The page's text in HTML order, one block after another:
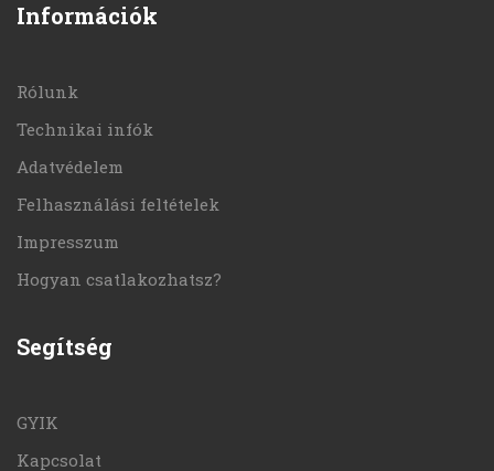
Információk
Rólunk
Technikai infók
Adatvédelem
Felhasználási feltételek
Impresszum
Hogyan csatlakozhatsz?
Segítség
GYIK
Kapcsolat